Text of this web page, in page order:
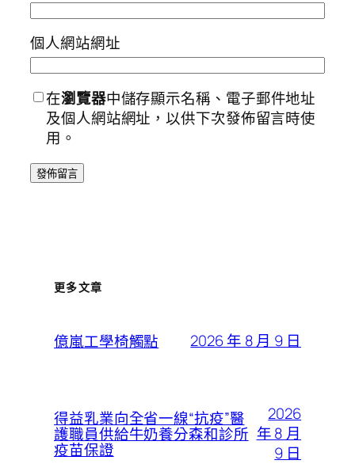
個人網站網址
在瀏覽器中儲存顯示名稱、電子郵件地址
及個人網站網址，以供下次發佈留言時使
用。
更多文章
億嵐工學椅觸點 2026 年 8 月 9 日
得益乳業向全省一線“抗疫”醫
護職員供給牛奶養分森和診所
疫苗保證
2026
年 8 月
9 日